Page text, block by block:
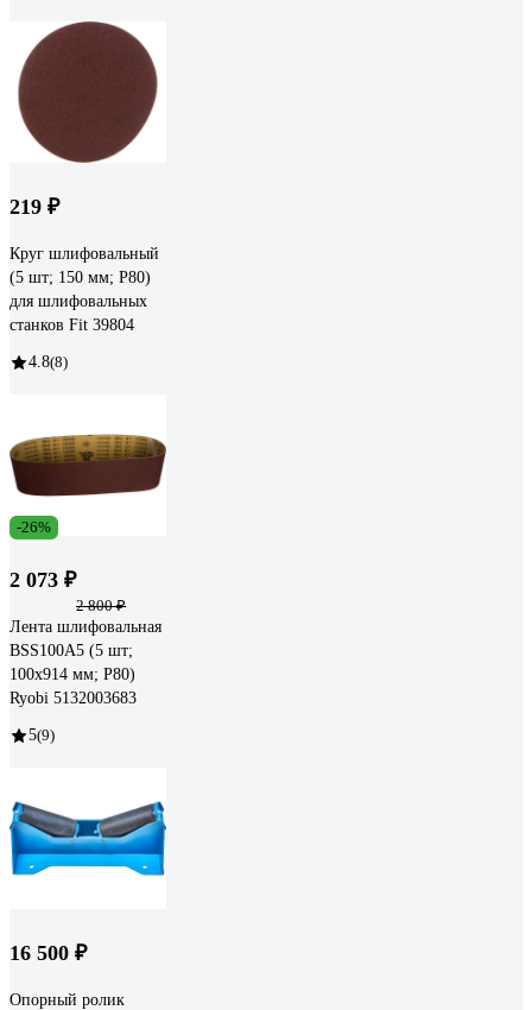
219 ₽
Круг шлифовальный
(5 шт; 150 мм; Р80)
для шлифовальных
станков Fit 39804
4.8(8)
-26%
2 073 ₽
2 800 ₽
Лента шлифовальная
BSS100A5 (5 шт;
100х914 мм; P80)
Ryobi 5132003683
5(9)
16 500 ₽
Опорный ролик